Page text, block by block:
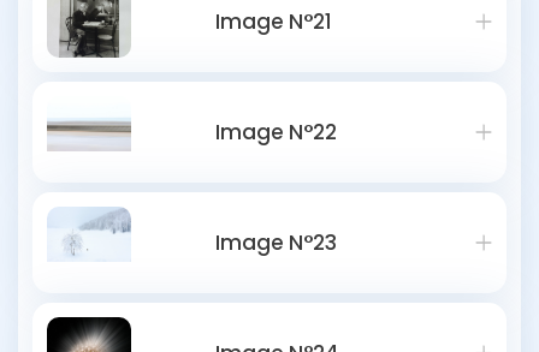
Image N°21
Image N°22
Image N°23